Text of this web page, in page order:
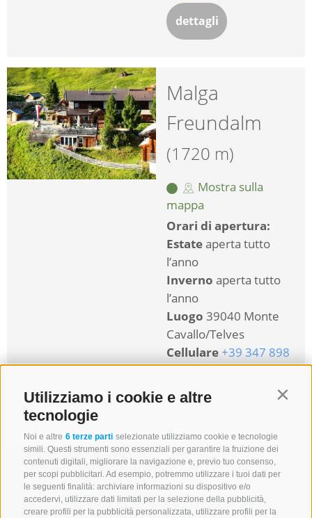
Utilizziamo i cookie e altre
tecnologie
Noi e altre 6 terze parti selezionate utilizziamo cookie e tecnologie
simili. Questi strumenti sono essenziali per garantire la fruizione dei
contenuti digitali, migliorare la navigazione e, previo tuo consenso,
per scopi pubblicitari. Ad esempio, potremmo utilizzare i tuoi dati per
le seguenti finalità: archiviare informazioni su dispositivo e/o
accedervi, utilizzare dati limitati per la selezione della pubblicità,
creare profili per la pubblicità personalizzata, utilizzare profili per la
dettagli
Malga
Freundalm
(1720 m)
Mostra sulla
mappa
Orari di apertura:
Estateaperta tutto
l’anno
Inverno aperta tutto
l’anno
Luogo 39040 Monte
Cavallo/Telves
Cellulare+39 347 898
6684
dettagli
Malga
Jörgnerkaser